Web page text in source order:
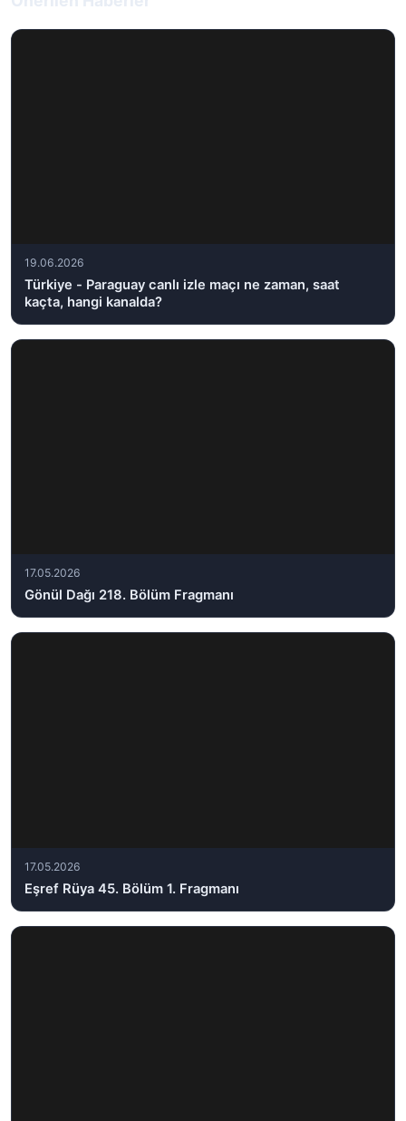
19.06.2026
Türkiye - Paraguay canlı izle maçı ne zaman, saat
kaçta, hangi kanalda?
17.05.2026
Gönül Dağı 218. Bölüm Fragmanı
17.05.2026
Eşref Rüya 45. Bölüm 1. Fragmanı